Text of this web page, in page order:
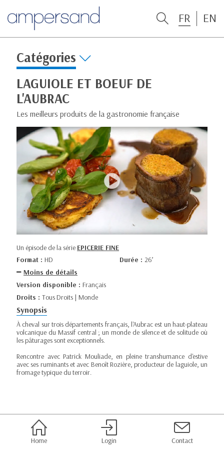
FR EN
Catégories
LAGUIOLE ET BOEUF DE
L'AUBRAC
Les meilleurs produits de la gastronomie française
Un épisode de la série EPICERIE FINE
Format : HD Durée : 26’
Moins de détails
Version disponible : Français
Droits : Tous Droits | Monde
Synopsis
À cheval sur trois départements français, l'Aubrac est un haut-plateau
volcanique du Massif central ; un monde de silence et de solitude où
les pâturages sont exceptionnels.
Rencontre avec Patrick Mouliade, en pleine transhumance d'estive
avec ses ruminants et avec Benoît Rozière, producteur de laguiole, un
fromage typique du terroir.
Home Login Contact